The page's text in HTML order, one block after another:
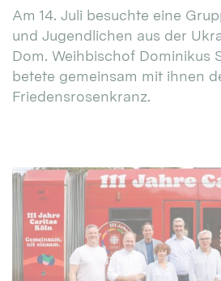
Am 14. Juli besuchte eine
und Jugendlichen aus der
Dom. Weihbischof Dominikus
betete gemeinsam mit ihnen
Friedensrosenkranz.